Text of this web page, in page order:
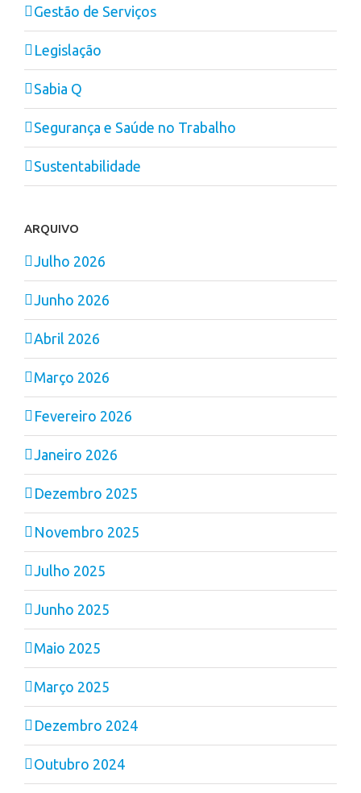
Gestão de Serviços
Legislação
Sabia Q
Segurança e Saúde no Trabalho
Sustentabilidade
ARQUIVO
Julho 2026
Junho 2026
Abril 2026
Março 2026
Fevereiro 2026
Janeiro 2026
Dezembro 2025
Novembro 2025
Julho 2025
Junho 2025
Maio 2025
Março 2025
Dezembro 2024
Outubro 2024